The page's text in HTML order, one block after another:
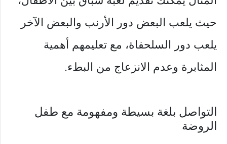
حيث يلعب البعض دور الأرنب والبعض الآخر
يلعب دور السلحفاة، مع تعليمهم أهمية
المثابرة وعدم الانزعاج من البطء.
التواصل بلغة بسيطة ومفهومة مع طفل
الروضة